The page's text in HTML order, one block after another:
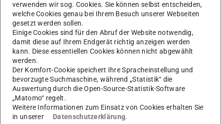
Ankündigungen und
aktuelle Meldungen
verwenden wir sog. Cookies. Sie können selbst entscheiden,
welche Cookies genau bei Ihrem Besuch unserer Webseiten
gesetzt werden sollen.
Einige Cookies sind für den Abruf der Website notwendig,
damit diese auf Ihrem Endgerät richtig anzeigen werden
kann. Diese essentiellen Cookies können nicht abgewählt
werden.
Der Komfort-Cookie speichert Ihre Spracheinstellung und
bevorzugte Suchmaschine, während „Statistik“ die
Auswertung durch die Open-Source-Statistik-Software
„Matomo“ regelt.
Weitere Informationen zum Einsatz von Cookies erhalten Sie
in unserer
Datenschutzerklärung.